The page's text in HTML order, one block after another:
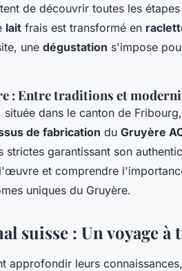
de découvrir toutes les
lait frais est transformé en
une dégustation s'impose
: Entre traditions et
située dans le canton de
de fabrication du Gruyère
strictes garantissant son
et comprendre
uniques du Gruyère.
suisse : Un voyage à
approfondir leurs